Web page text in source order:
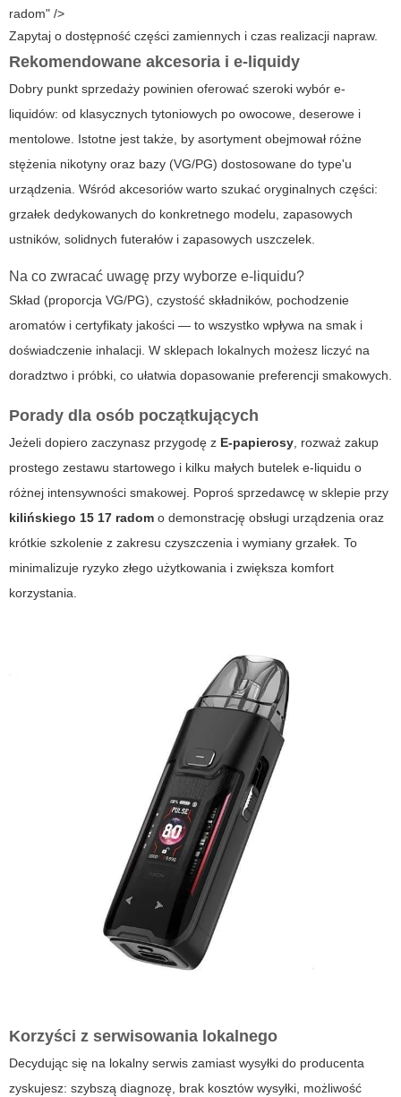
radom" />
Zapytaj o dostępność części zamiennych i czas realizacji napraw.
Rekomendowane akcesoria i e-liquidy
Dobry punkt sprzedaży powinien oferować szeroki wybór e-
liquidów: od klasycznych tytoniowych po owocowe, deserowe i
mentolowe. Istotne jest także, by asortyment obejmował różne
stężenia nikotyny oraz bazy (VG/PG) dostosowane do type'u
urządzenia. Wśród akcesoriów warto szukać oryginalnych części:
grzałek dedykowanych do konkretnego modelu, zapasowych
ustników, solidnych futerałów i zapasowych uszczelek.
Na co zwracać uwagę przy wyborze e-liquidu?
Skład (proporcja VG/PG), czystość składników, pochodzenie
aromatów i certyfikaty jakości — to wszystko wpływa na smak i
doświadczenie inhalacji. W sklepach lokalnych możesz liczyć na
doradztwo i próbki, co ułatwia dopasowanie preferencji smakowych.
Porady dla osób początkujących
Jeżeli dopiero zaczynasz przygodę z E-papierosy, rozważ zakup
prostego zestawu startowego i kilku małych butelek e-liquidu o
różnej intensywności smakowej. Poproś sprzedawcę w sklepie przy
kilińskiego 15 17 radom o demonstrację obsługi urządzenia oraz
krótkie szkolenie z zakresu czyszczenia i wymiany grzałek. To
minimalizuje ryzyko złego użytkowania i zwiększa komfort
korzystania.
Korzyści z serwisowania lokalnego
Decydując się na lokalny serwis zamiast wysyłki do producenta
zyskujesz: szybszą diagnozę, brak kosztów wysyłki, możliwość